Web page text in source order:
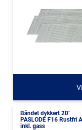
Båndet dykkert 20°
PASLODE F16 Rustfri
inkl. gass